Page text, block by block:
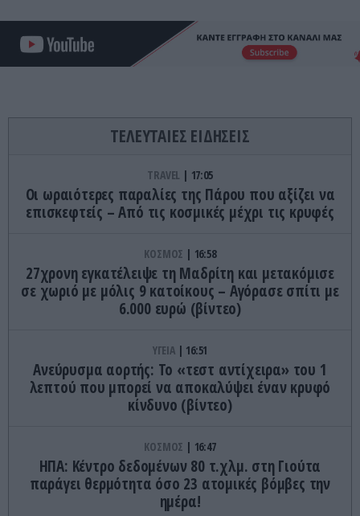
ΤΕΛΕΥΤΑΙΕΣ ΕΙΔΗΣΕΙΣ
TRAVEL 17:05
Οι ωραιότερες παραλίες της Πάρου που αξίζει να
επισκεφτείς – Από τις κοσμικές μέχρι τις κρυφές
ΚΟΣΜΟΣ 16:58
27χρονη εγκατέλειψε τη Μαδρίτη και μετακόμισε
σε χωριό με μόλις 9 κατοίκους – Αγόρασε σπίτι με
6.000 ευρώ (βίντεο)
ΥΓΕΙΑ 16:51
Ανεύρυσμα αορτής: Το «τεστ αντίχειρα» του 1
λεπτού που μπορεί να αποκαλύψει έναν κρυφό
κίνδυνο (βίντεο)
ΚΟΣΜΟΣ 16:47
ΗΠΑ: Κέντρο δεδομένων 80 τ.χλμ. στη Γιούτα
παράγει θερμότητα όσο 23 ατομικές βόμβες την
ημέρα!